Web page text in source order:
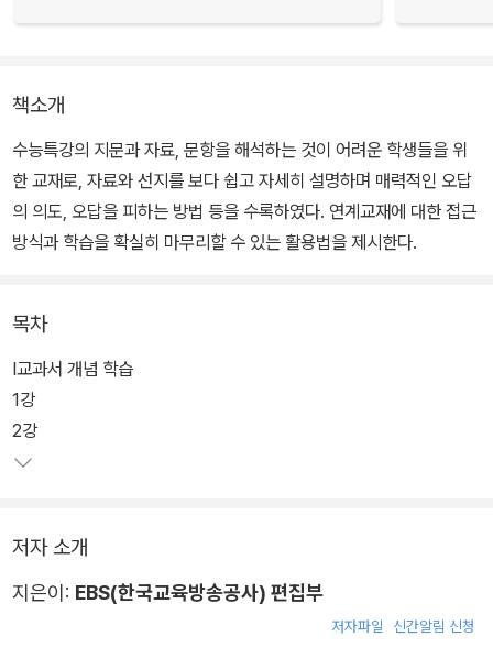
책소개
수능특강의 지문과 자료, 문항을 해석하는 것이 어려운 학생들을 위
한 교재로, 자료와 선지를 보다 쉽고 자세히 설명하며 매력적인 오답
의 의도, 오답을 피하는 방법 등을 수록하였다. 연계교재에 대한 접근
방식과 학습을 확실히 마무리할 수 있는 활용법을 제시한다.
목차
Ⅰ교과서 개념 학습
1강
2강
저자 소개
지은이: EBS(한국교육방송공사) 편집부
저자파일 신간알림 신청